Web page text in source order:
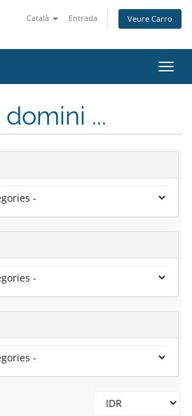
Català Entrada Veure Carro
la
...